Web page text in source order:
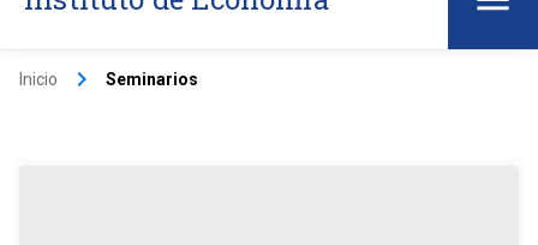
Inicio keyboard_arrow_right Seminarios